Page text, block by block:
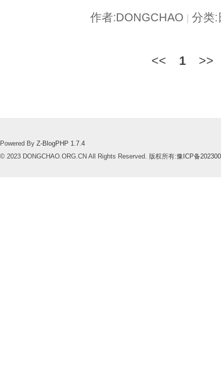
作者:DONGCHAO 分类
<< 1 >>
Powered By Z-BlogPHP 1.7.4
© 2023 DONGCHAO.ORG.CN All Rights Reserved. 版权所有:豫ICP备